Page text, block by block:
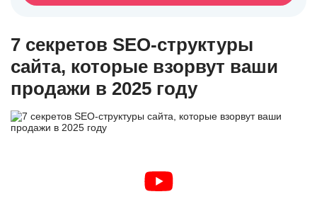
7 секретов SEO-структуры
сайта, которые взорвут ваши
продажи в 2025 году